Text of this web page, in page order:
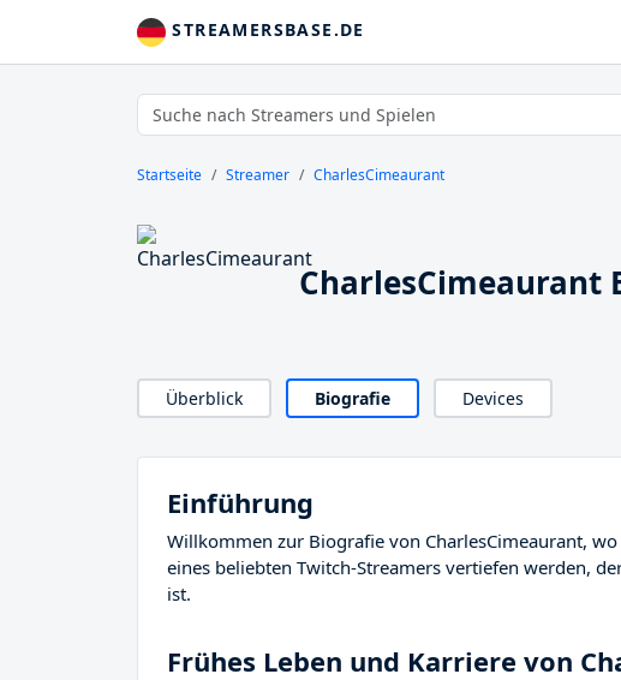
STREAMERSBASE.DE
Startseite Streamer CharlesCimeaurant
CharlesCimeaurant
Überblick Biografie Devices
Einführung
Willkommen zur Biografie von CharlesCimeaurant,
eines beliebten Twitch-Streamers vertiefen werden,
ist.
Frühes Leben und Karriere von